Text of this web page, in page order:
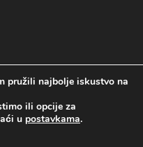
kolačića
pružili najbolje iskustvo na
ili opcije za
u postavkama.